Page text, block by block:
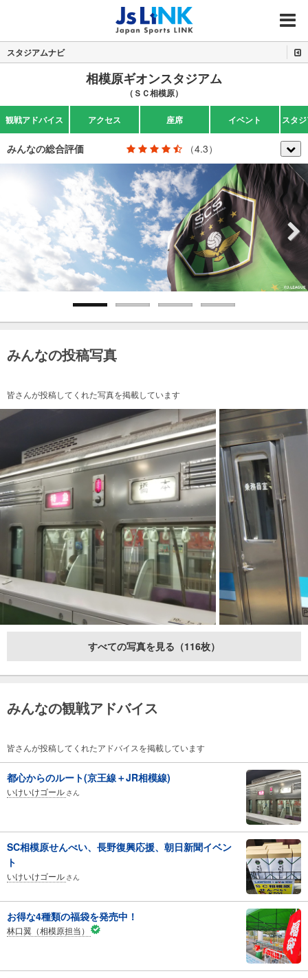
MENU
スタジアムナビ
相模原ギオンスタジアム
（ＳＣ相模原）
観戦アドバイス アクセス 座席 イベント スタ
みんなの総合評価 （4.3）
Previous Next
みんなの投稿写真
皆さんが投稿してくれた写真を掲載しています
すべての写真を見る（116枚）
みんなの観戦アドバイス
皆さんが投稿してくれたアドバイスを掲載しています
都心からのルート(京王線＋JR相模線)
いけいけゴール さん
SC相模原せんべい、長野復興応援、朝日新聞イベン
ト
いけいけゴール さん
お得な4種類の福袋を発売中！
林口翼（相模原担当）